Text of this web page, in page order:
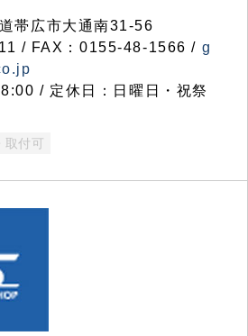
帯広市大通南31-56
/ FAX：0155-48-1566 / g
/ 定休日：日曜日・祝祭
取付可